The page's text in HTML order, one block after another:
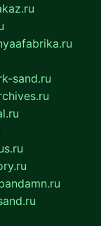
sand.ru